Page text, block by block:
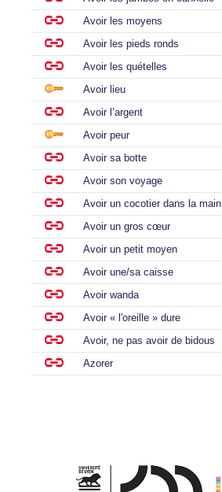
Avoir les moyens
Avoir les pieds ronds
Avoir les quételles
Avoir lieu
Avoir l’argent
Avoir peur
Avoir sa botte
Avoir son voyage
Avoir un cocotier dans la main
Avoir un gros cœur
Avoir un petit moyen
Avoir une/sa caisse
Avoir wanda
Avoir « l'oreille » dure
Avoir, ne pas avoir de bidous
Azorer